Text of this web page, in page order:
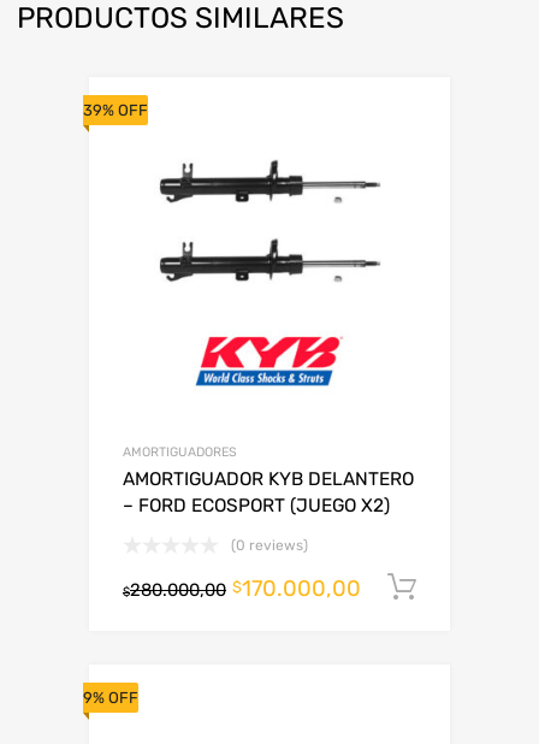
PRODUCTOS SIMILARES
39% OFF
AMORTIGUADORES
AMORTIGUADOR KYB DELANTERO
– FORD ECOSPORT (JUEGO X2)
(0 reviews)
$280.000,00 $170.000,00
9% OFF